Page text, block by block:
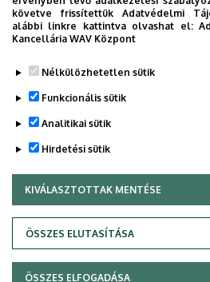
követve frissítettük Adatvédelmi
alábbi linkre kattintva olvashat el:
Kancellária WAV Központ
Nélkülözhetetlen sütik
Funkcionális sütik
Analitikai sütik
Hirdetési sütik
KIVÁLASZTOTTAK MENTÉSE
ÖSSZES ELUTASÍTÁSA
WITHDRAW CONSENT
ÖSSZES ELFOGADÁSA
Prof. Dr. Szekanecz
Legutóbb frissítve: 2024. 09. 30. 09:40
Adatvédelem